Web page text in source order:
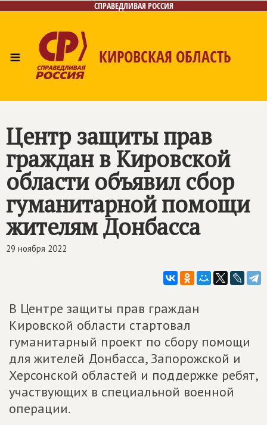
СПРАВЕДЛИВАЯ РОССИЯ
≡ КИРОВСКАЯ ОБЛАСТЬ
Центр защиты прав
граждан в Кировской
области объявил сбор
гуманитарной помощи
жителям Донбасса
29 ноября 2022
В Центре защиты прав граждан
Кировской области стартовал
гуманитарный проект по сбору помощи
для жителей Донбасса, Запорожской и
Херсонской областей и поддержке ребят,
участвующих в специальной военной
операции.